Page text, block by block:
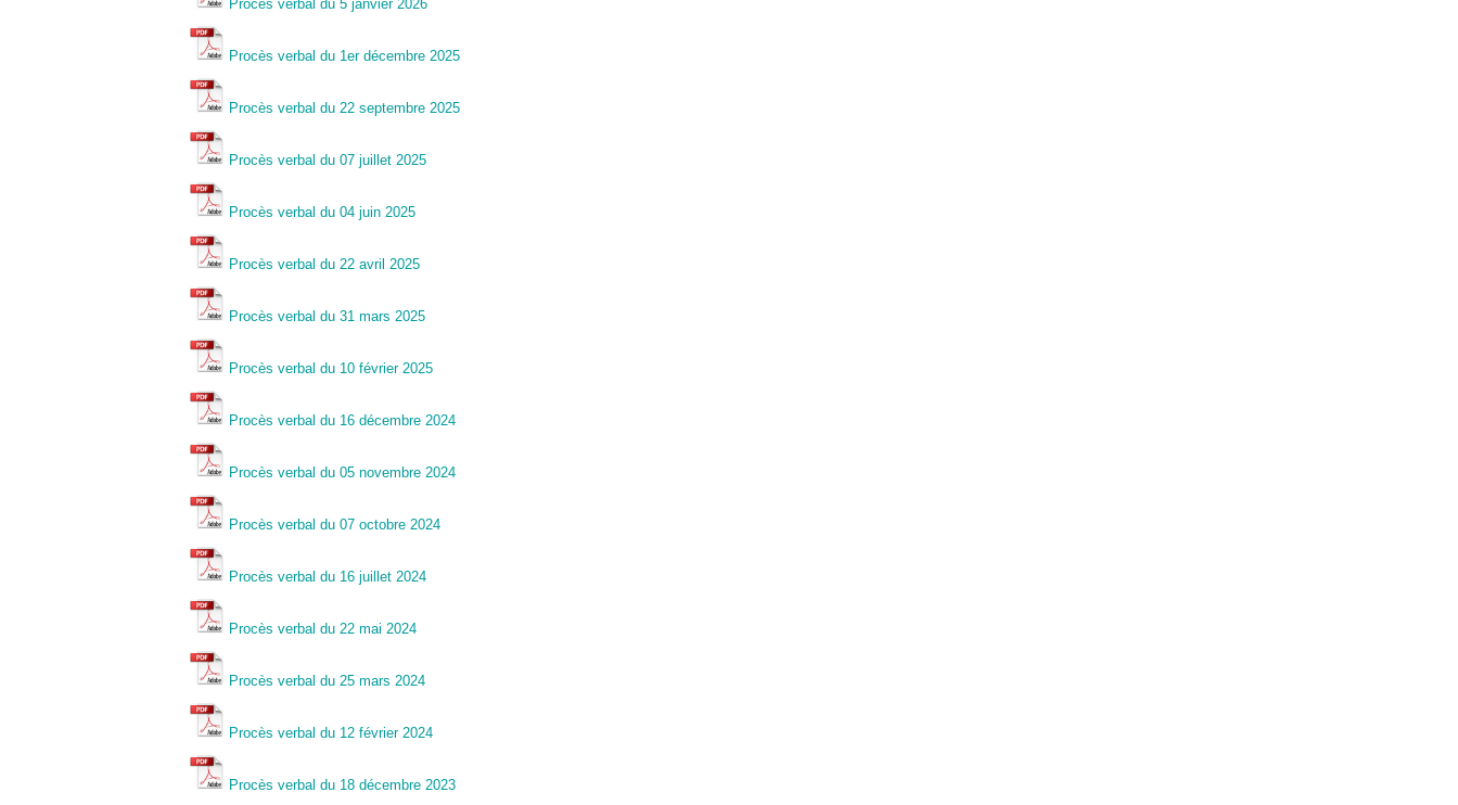
Procès verbal du 5 janvier 2026
Procès verbal du 1er décembre 2025
Procès verbal du 22 septembre 2025
Procès verbal du 07 juillet 2025
Procès verbal du 04 juin 2025
Procès verbal du 22 avril 2025
Procès verbal du 31 mars 2025
Procès verbal du 10 février 2025
Procès verbal du 16 décembre 2024
Procès verbal du 05 novembre 2024
Procès verbal du 07 octobre 2024
Procès verbal du 16 juillet 2024
Procès verbal du 22 mai 2024
Procès verbal du 25 mars 2024
Procès verbal du 12 février 2024
Procès verbal du 18 décembre 2023